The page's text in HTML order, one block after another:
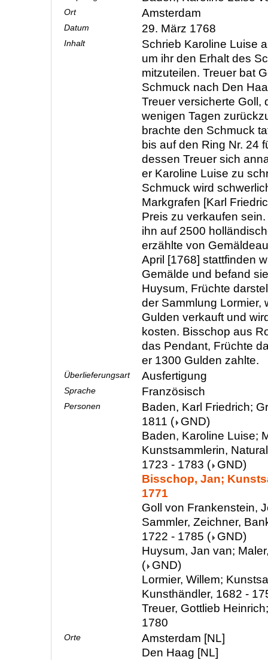
Ort Amsterdam
Datum 29. März 1768
Inhalt
Schrieb Karoline Luise
um ihr den Erhalt des
mitzuteilen. Treuer bat
Schmuck nach Den
Treuer versicherte Goll,
wenigen Tagen
brachte den Schmuck
bis auf den Ring Nr. 24
dessen Treuer sich
er Karoline Luise zu
Schmuck wird
Markgrafen [Karl
Preis zu verkaufen
ihn auf 2500
erzählte von
April [1768] stattfinden
Gemälde und befand
Huysum, Früchte
der Sammlung Lormier,
Gulden verkauft und
kosten. Bisschop aus
das Pendant, Früchte
er 1300 Gulden zahlte.
Überlieferungsart Ausfertigung
Sprache Französisch
Personen
Baden, Karl Friedrich;
1811 ( GND)
Baden, Karoline Luise;
Kunstsammlerin,
1723 - 1783 ( GND)
Bisschop, Jan;
1771
Goll von Frankenstein,
Sammler, Zeichner,
1722 - 1785 ( GND)
Huysum, Jan van;
( GND)
Lormier, Willem;
Kunsthändler, 1682 -
Treuer, Gottlieb
1780
Orte
Amsterdam [NL]
Den Haag [NL]